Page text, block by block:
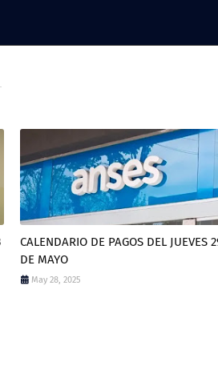
CALENDARIO DE PAGOS DEL JUEVES
DE MAYO
May 28, 2025